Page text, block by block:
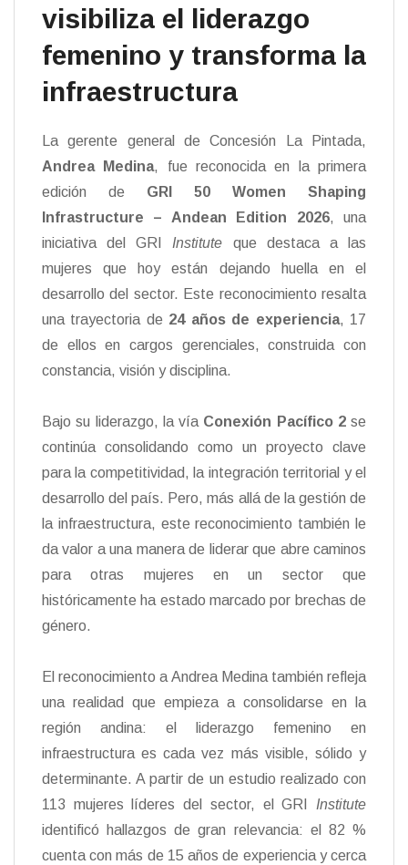
visibiliza el liderazgo
femenino y transforma la
infraestructura
La gerente general de Concesión La Pintada,
Andrea Medina, fue reconocida en la primera
edición de GRI 50 Women Shaping
Infrastructure – Andean Edition 2026, una
iniciativa del GRI Institute que destaca a las
mujeres que hoy están dejando huella en el
desarrollo del sector. Este reconocimiento resalta
una trayectoria de 24 años de experiencia, 17
de ellos en cargos gerenciales, construida con
constancia, visión y disciplina.
Bajo su liderazgo, la vía Conexión Pacífico 2se
continúa consolidando como un proyecto clave
para la competitividad, la integración territorial y el
desarrollo del país. Pero, más allá de la gestión de
la infraestructura, este reconocimiento también le
da valor a una manera de liderar que abre caminos
para otras mujeres en un sector que
históricamente ha estado marcado por brechas de
género.
El reconocimiento a Andrea Medina también refleja
una realidad que empieza a consolidarse en la
región andina: el liderazgo femenino en
infraestructura es cada vez más visible, sólido y
determinante. A partir de un estudio realizado con
113 mujeres líderes del sector, el GRI Institute
identificó hallazgos de gran relevancia: el 82 %
cuenta con más de 15 años de experiencia y cerca